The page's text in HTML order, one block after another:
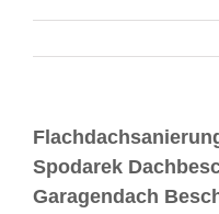
Spodarek
Garagendach